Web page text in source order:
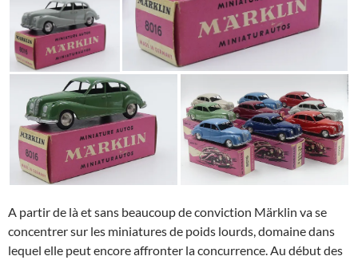
A partir de là et sans beaucoup de conviction Märklin va se
concentrer sur les miniatures de poids lourds, domaine dans
lequel elle peut encore affronter la concurrence. Au début des